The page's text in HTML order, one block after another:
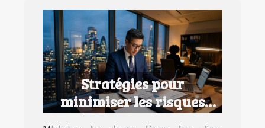
Stratégies pour
minimiser les risques
légaux lors d'une